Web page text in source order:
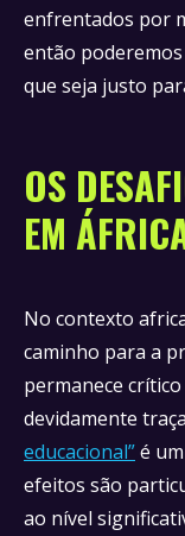
enfrentados por
então
que seja justo
OS
EM
No contexto
caminho para a
permanece
devidamente
educacional”é
efeitos são
ao nível